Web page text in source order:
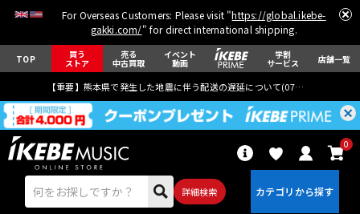
For Overseas Customers: Please visit "https://global.ikebe-
gakki.com/" for direct international shipping.
TOP 買う
ストア
売る
中古買取
イベント
動画
学割
サービス 店舗一覧
【重要】熊本県で発生した地震に伴う配送の遅延について(07月29日
詳細検索
0